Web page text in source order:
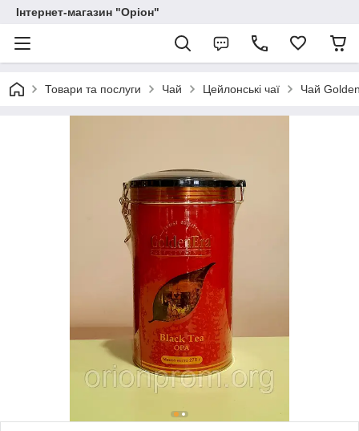
Інтернет-магазин "Оріон"
Товари та послуги Чай Цейлонські чаї Чай